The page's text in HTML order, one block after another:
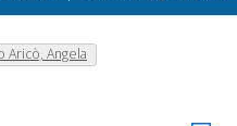
Aricò, Angela